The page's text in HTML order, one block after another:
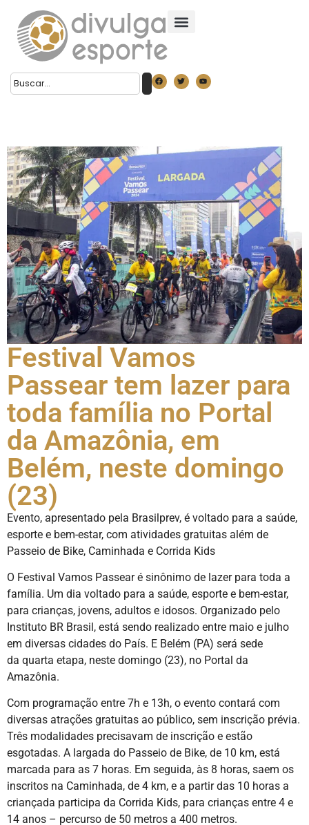
Festival Vamos
Passear tem lazer para
toda família no Portal
da Amazônia, em
Belém, neste domingo
(23)
Evento, apresentado pela Brasilprev, é voltado para a saúde,
esporte e bem-estar, com atividades gratuitas além de
Passeio de Bike, Caminhada e Corrida Kids
O Festival Vamos Passear é sinônimo de lazer para toda a
família. Um dia voltado para a saúde, esporte e bem-estar,
para crianças, jovens, adultos e idosos. Organizado pelo
Instituto BR Brasil, está sendo realizado entre maio e julho
em diversas cidades do País. E Belém (PA) será sede
da quarta etapa, neste domingo (23), no Portal da
Amazônia.
Com programação entre 7h e 13h, o evento contará com
diversas atrações gratuitas ao público, sem inscrição prévia.
Três modalidades precisavam de inscrição e estão
esgotadas. A largada do Passeio de Bike, de 10 km, está
marcada para as 7 horas. Em seguida, às 8 horas, saem os
inscritos na Caminhada, de 4 km, e a partir das 10 horas a
criançada participa da Corrida Kids, para crianças entre 4 e
14 anos – percurso de 50 metros a 400 metros.